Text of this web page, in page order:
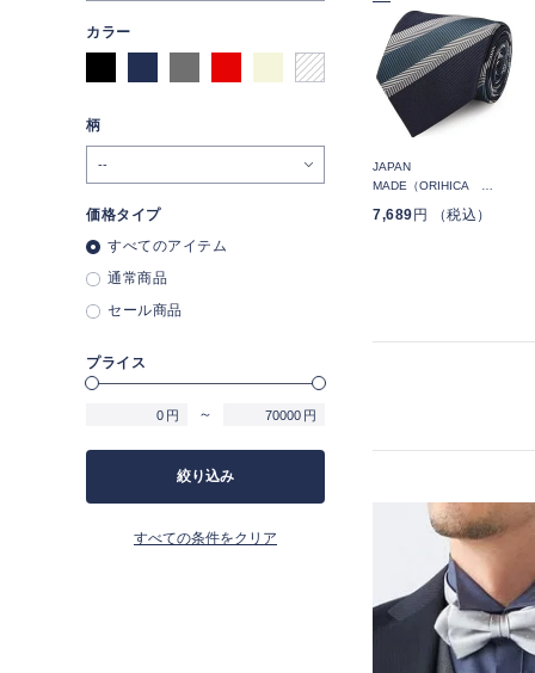
NON-IRONウォッシャブル
タイ ストライプ
円 （税込）
NON-IRONウォッシャブル
タイ チェック
JAPAN
MADE（ORIHICA
ストライプ
7,689 円 （税込）
カラー
柄
価格タイプ
すべてのアイテム
通常商品
セール商品
プライス
円 ～ 円
絞り込み
すべての条件をクリア